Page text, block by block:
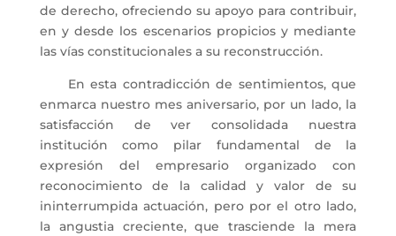
de derecho, ofreciendo su apoyo para contribuir,
en y desde los escenarios propicios y mediante
las vías constitucionales a su reconstrucción.
En esta contradicción de sentimientos, que
enmarca nuestro mes aniversario, por un lado, la
satisfacción de ver consolidada nuestra
institución como pilar fundamental de la
expresión del empresario organizado con
reconocimiento de la calidad y valor de su
ininterrumpida actuación, pero por el otro lado,
la angustia creciente, que trasciende la mera